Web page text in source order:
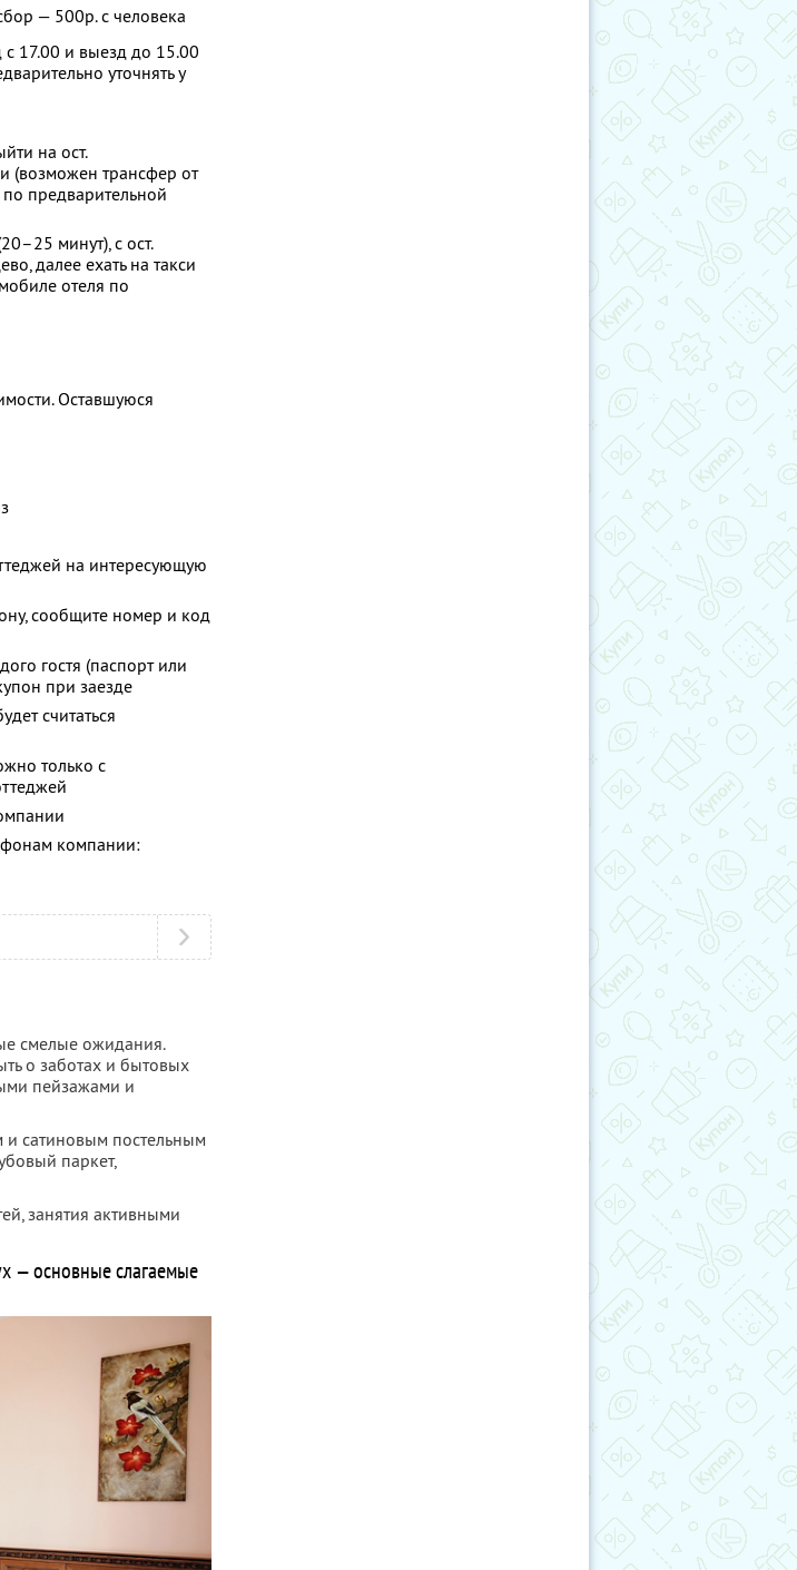
— 500р. с человека
с 17.00 и выезд до 15.00
уточнять у
на ост.
(возможен трансфер от
предварительной
минут), с ост.
далее ехать на такси
отеля по
Оставшуюся
на интересующую
сообщите номер и код
гостя (паспорт или
при заезде
считаться
только с
компании:
смелые ожидания.
о заботах и бытовых
пейзажами и
и сатиновым постельным
паркет,
занятия активными
— основные слагаемые